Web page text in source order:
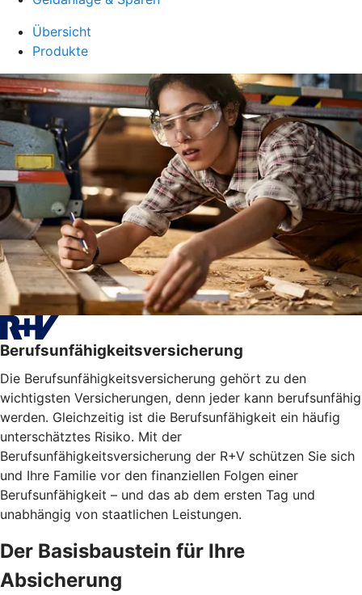
Übersicht
Produkte
Berufsunfähigkeitsversicherung
Die Berufsunfähigkeitsversicherung gehört zu den
wichtigsten Versicherungen, denn jeder kann berufsunfähig
werden. Gleichzeitig ist die Berufsunfähigkeit ein häufig
unterschätztes Risiko. Mit der
Berufsunfähigkeitsversicherung der R+V schützen Sie sich
und Ihre Familie vor den finanziellen Folgen einer
Berufsunfähigkeit – und das ab dem ersten Tag und
unabhängig von staatlichen Leistungen.
Der Basisbaustein für Ihre
Absicherung